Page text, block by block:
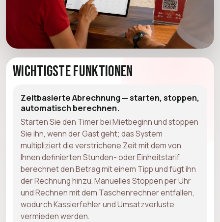
Wichtigste Funktionen
Zeitbasierte Abrechnung — starten, stoppen,
automatisch berechnen.
Starten Sie den Timer bei Mietbeginn und stoppen
Sie ihn, wenn der Gast geht; das System
multipliziert die verstrichene Zeit mit dem von
Ihnen definierten Stunden- oder Einheitstarif,
berechnet den Betrag mit einem Tipp und fügt ihn
der Rechnung hinzu. Manuelles Stoppen per Uhr
und Rechnen mit dem Taschenrechner entfallen,
wodurch Kassierfehler und Umsatzverluste
vermieden werden.